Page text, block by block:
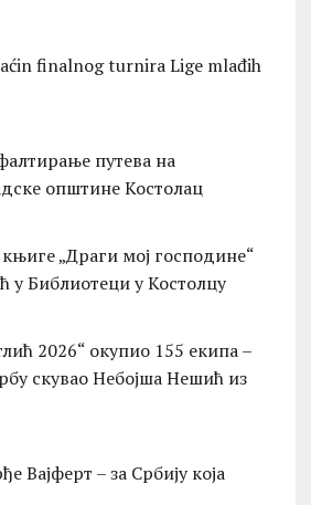
finalnog turnira Lige mlađih
путева на
општине Костолац
„Драги мој господине“
у Библиотеци у Костолцу
2026“ окупио 155 екипа –
скувао Небојша Нешић из
Вајферт – за Србију која